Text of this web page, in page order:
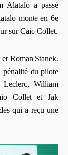
Alatalo a passé
monte en 6e
sur Caio Collet.
Roman Stanek.
pénalité du pilote
William
Collet et Jak
qui a reçu une